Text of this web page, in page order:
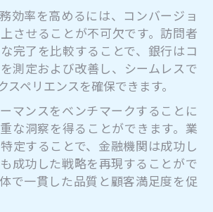
効率を高めるには、コンバージョ
させることが不可欠です。訪問者
完了を比較することで、銀行はコ
測定および改善し、シームレスで
スペリエンスを確保できます。
マンスをベンチマークすることに
な洞察を得ることができます。業
定することで、金融機関は成功し
成功した戦略を再現することがで
で一貫した品質と顧客満足度を促